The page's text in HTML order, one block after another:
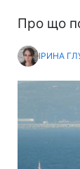
Про що
ІРИНА